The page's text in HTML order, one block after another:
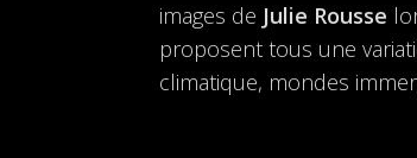
images de Julie Rousse
proposent tous une
climatique, mondes